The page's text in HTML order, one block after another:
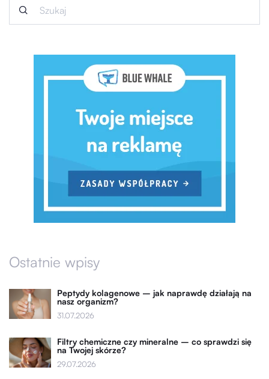
Ostatnie wpisy
Peptydy kolagenowe – jak naprawdę działają na
nasz organizm?
31.07.2026
Filtry chemiczne czy mineralne – co sprawdzi się
na Twojej skórze?
29.07.2026